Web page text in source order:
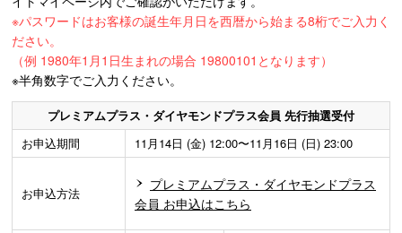
※パスワードはお客様の誕生年月日を西暦から始まる8桁でご入力く
ださい。
（例 1980年1月1日生まれの場合 19800101となります）
※半角数字でご入力ください。
プレミアムプラス・ダイヤモンドプラス会員 先行抽選受付
お申込期間
11月14日 (金) 12:00〜11月16日 (日) 23:00
お申込方法
プレミアムプラス・ダイヤモンドプラス
会員 お申込はこちら